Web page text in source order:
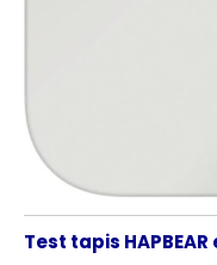
Test tapis